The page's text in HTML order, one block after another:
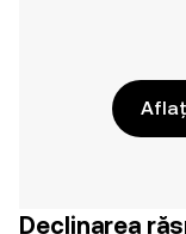
Declinarea